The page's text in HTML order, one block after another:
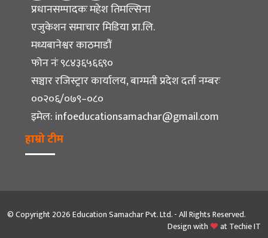
प्रधानसम्पादकः महेश तिमल्सिना
एजुकेशन समाचार मिडिया प्रा.लि.
मध्यबानेश्वर काठमाडौं
फोन नंः ९८४३६५६६९०
सञ्चार रजिस्ट्रार कार्यालय, बाग्मती प्रदेश दर्ता नम्बरः
००२०६/०७९–०८०
इमेल: infoeducationsamachar@gmail.com
हाम्रो टीम
© Copyright 2026 Education Samachar Pvt. Ltd. - All Rights Reserved.
Design with
atTechie IT